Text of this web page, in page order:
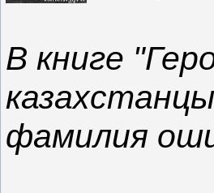
В книге
фамилия